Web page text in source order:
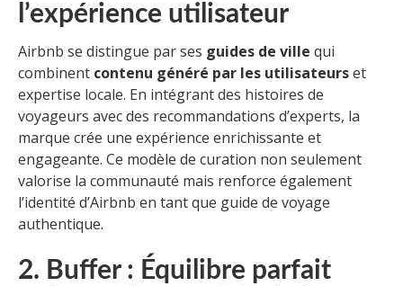
l’expérience utilisateur
Airbnb se distingue par ses guides de ville qui
combinent contenu généré par les utilisateurset
expertise locale. En intégrant des histoires de
voyageurs avec des recommandations d’experts, la
marque crée une expérience enrichissante et
engageante. Ce modèle de curation non seulement
valorise la communauté mais renforce également
l’identité d’Airbnb en tant que guide de voyage
authentique.
2. Buffer : Équilibre parfait